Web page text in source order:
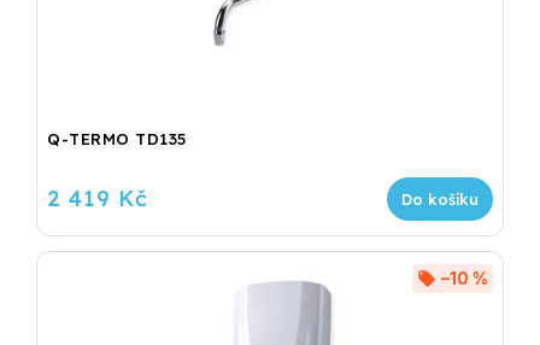
Q-TERMO TD135
2 419 Kč Do košíku
–10 %